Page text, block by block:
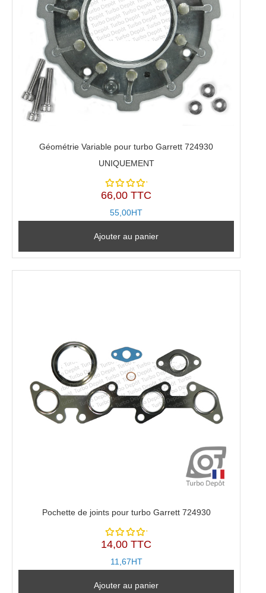
Géométrie Variable pour turbo Garrett 724930
UNIQUEMENT
Note
5
66,00 TTC
55,00HT
Ajouter au panier
Pochette de joints pour turbo Garrett 724930
Note
5
14,00 TTC
11,67HT
Ajouter au panier